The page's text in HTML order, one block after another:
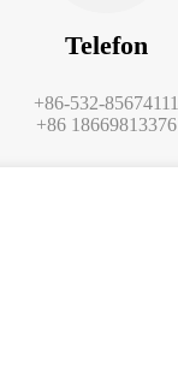
Telefon
+86-532-85674111
+86 18669813376